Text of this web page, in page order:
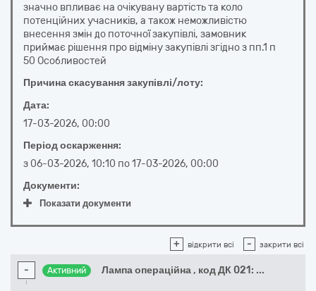
значно впливає на очікувану вартість та коло
потенційних учасників, а також неможливістю
внесення змін до поточної закупівлі, замовник
приймає рішення про відміну закупівлі згідно з пп.1 п
50 Особливостей
Причина скасування закупівлі/лоту:
Дата:
17-03-2026, 00:00
Період оскарження:
з06-03-2026, 10:10 по17-03-2026, 00:00
Документи:
Показати документи
+ відкрити всі - закрити всі
- Активний Лампа операційна , код ДК 021: ...